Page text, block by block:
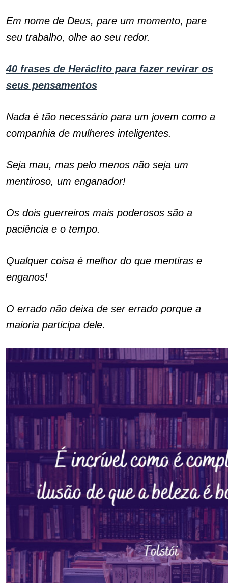
Em nome de Deus, pare um momento, pare
seu trabalho, olhe ao seu redor.
40 frases de Heráclito para fazer revirar os
seus pensamentos
Nada é tão necessário para um jovem como a
companhia de mulheres inteligentes.
Seja mau, mas pelo menos não seja um
mentiroso, um enganador!
Os dois guerreiros mais poderosos são a
paciência e o tempo.
Qualquer coisa é melhor do que mentiras e
enganos!
O errado não deixa de ser errado porque a
maioria participa dele.